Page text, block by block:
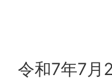
令和7年7月